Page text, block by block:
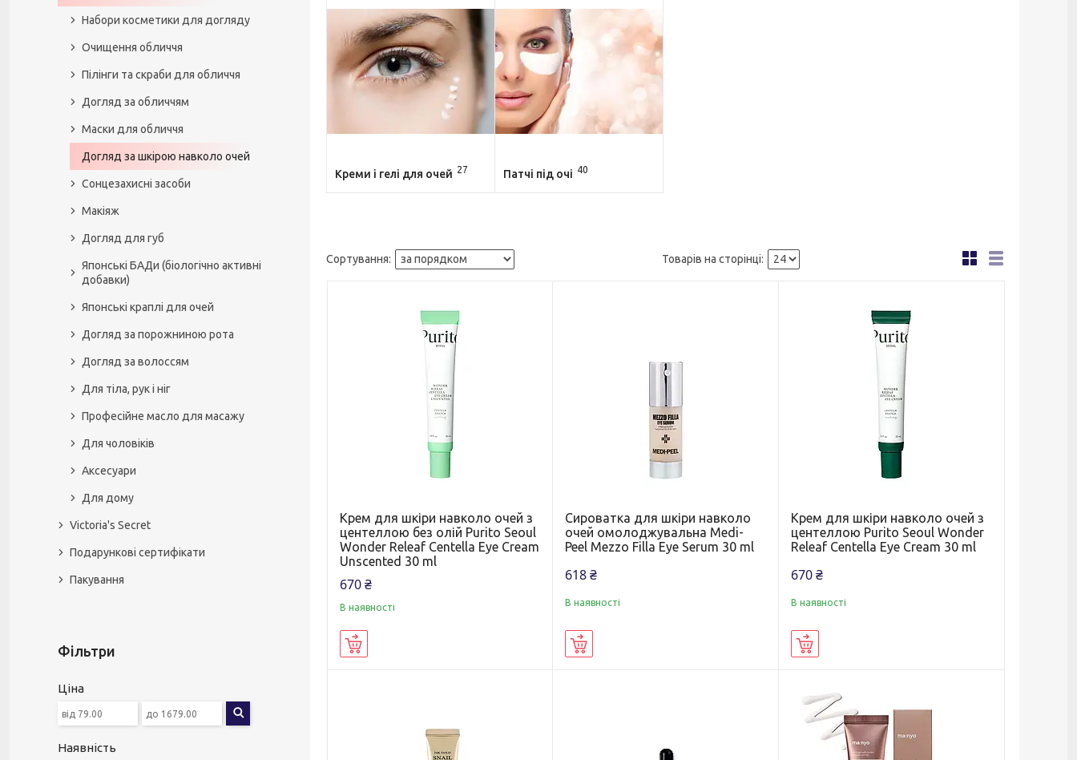
Креми і гелі для очей 27 Патчі під очі 40
Крем для шкіри навколо очей з
центеллою без олій Purito Seoul
Wonder Releaf Centella Eye Cream
Unscented 30 ml
670 ₴
В наявності
Сироватка для шкіри навколо
очей омолоджувальна Medi-
Peel Mezzo Filla Eye Serum 30 ml
618 ₴
В наявності
Крем для шкіри навколо очей з
центеллою Purito Seoul Wonder
Releaf Centella Eye Cream 30 ml
670 ₴
В наявності
Набори косметики для догляду
Очищення обличчя
Пілінги та скраби для обличчя
Догляд за обличчям
Маски для обличчя
Догляд за шкірою навколо очей
Сонцезахисні засоби
Макіяж
Догляд для губ
Японські БАДи (біологічно активні
добавки)
Японські краплі для очей
Догляд за порожниною рота
Догляд за волоссям
Для тіла, рук і ніг
Професійне масло для масажу
Для чоловіків
Аксесуари
Для дому
Victoria's Secret
Подарункові сертифікати
Пакування
Фільтри
Ціна
Наявність